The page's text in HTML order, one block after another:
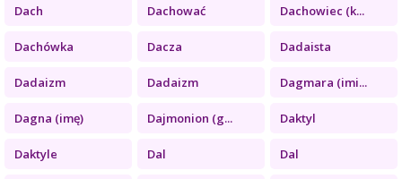
Dach Dachować Dachowiec (k...
Dachówka Dacza Dadaista
Dadaizm Dadaizm Dagmara (imi...
Dagna (imę) Dajmonion (g... Daktyl
Daktyle Dal Dal